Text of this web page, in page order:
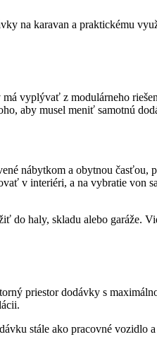
na karavan a praktickému
vyplývať z modulárneho
aby musel meniť samotnú
nábytkom a obytnou časťou,
v interiéri, a na vybratie von
do haly, skladu alebo garáže.
priestor dodávky s
stále ako pracovné vozidlo